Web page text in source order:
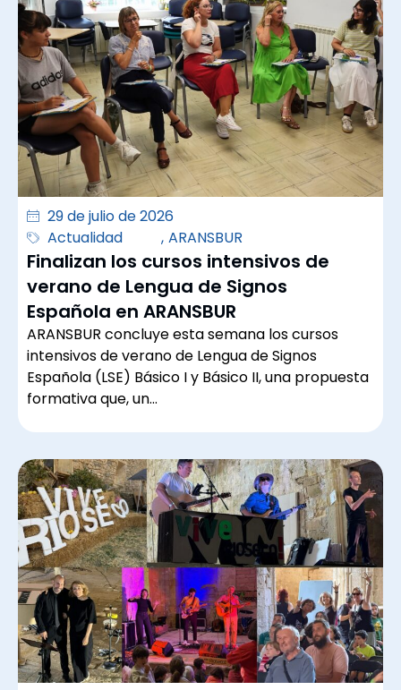
29 de julio de 2026
Actualidad
, ARANSBUR
Finalizan los cursos intensivos de
verano de Lengua de Signos
Española en ARANSBUR
ARANSBUR concluye esta semana los cursos
intensivos de verano de Lengua de Signos
Española (LSE) Básico I y Básico II, una propuesta
formativa que, un…